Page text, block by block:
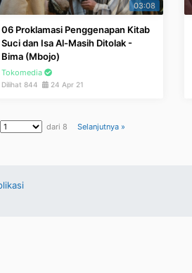
03:08
06 Proklamasi Penggenapan Kitab
Suci dan Isa Al-Masih Ditolak -
Bima (Mbojo)
Tokomedia
Dilihat 844 24 Apr 21
dari 8 Selanjutnya »